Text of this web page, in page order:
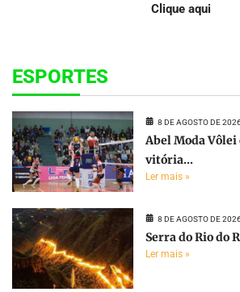
Clique aqui
ESPORTES
8 DE AGOSTO DE 2026
Abel Moda
vitória...
Ler mais »
8 DE AGOSTO DE 2026
Serra do Rio do
Ler mais »